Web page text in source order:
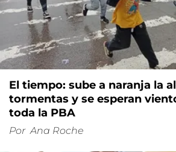
El tiempo: sube a naranja la
tormentas y se esperan
toda la PBA
Por Ana Roche